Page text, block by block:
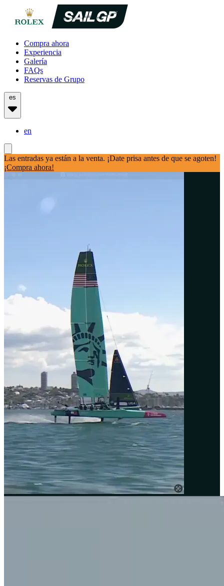
Compra ahora
Experiencia
Galería
FAQs
Reservas de Grupo
es
en
Las entradas ya están a la venta. ¡Date prisa antes de que se agoten!
¡Compra ahora!